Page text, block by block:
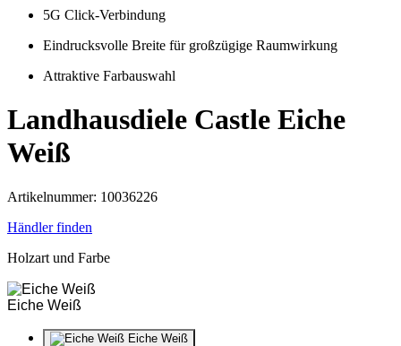
5G Click-Verbindung
Eindrucksvolle Breite für großzügige Raumwirkung
Attraktive Farbauswahl
Landhausdiele Castle Eiche
Weiß
Artikelnummer: 10036226
Händler finden
Holzart und Farbe
Eiche Weiß
Eiche Weiß